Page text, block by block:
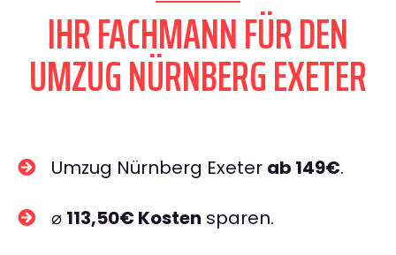
IHR FACHMANN FÜR DEN
UMZUG NÜRNBERG EXETER
Umzug Nürnberg Exeter ab 149€.
⌀ 113,50€ Kosten sparen.